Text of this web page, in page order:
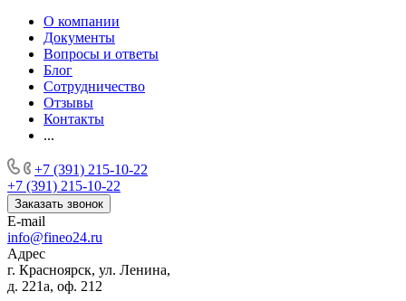
О компании
Документы
Вопросы и ответы
Блог
Сотрудничество
Отзывы
Контакты
...
+7 (391) 215-10-22
+7 (391) 215-10-22
Заказать звонок
E-mail
info@fineo24.ru
Адрес
г. Красноярск, ул. Ленина,
д. 221а, оф. 212